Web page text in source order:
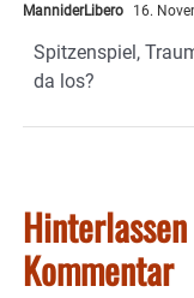
ManniderLibero 16.
Spitzenspiel,
da los?
Kommentar